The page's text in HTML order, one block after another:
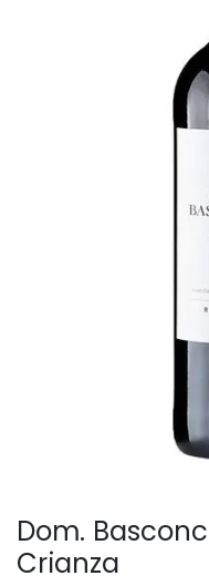
Dom.
Crianza